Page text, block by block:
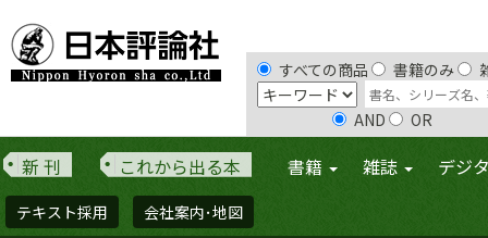
すべての商品 書籍のみ
AND OR
新 刊 これから出る本 書籍 雑誌 デジ
テキスト採用 会社案内･地図